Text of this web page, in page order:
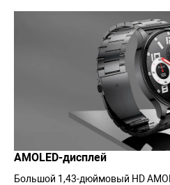
AMOLED-дисплей
Большой 1,43-дюймовый HD